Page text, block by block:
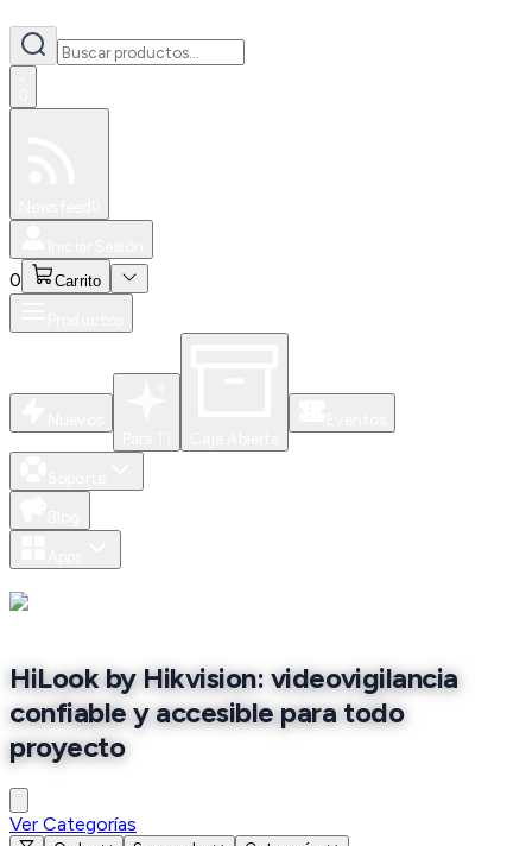
0 Carrito
HiLook by Hikvision: videovigilancia
confiable y accesible para todo
proyecto
Ver Categorías